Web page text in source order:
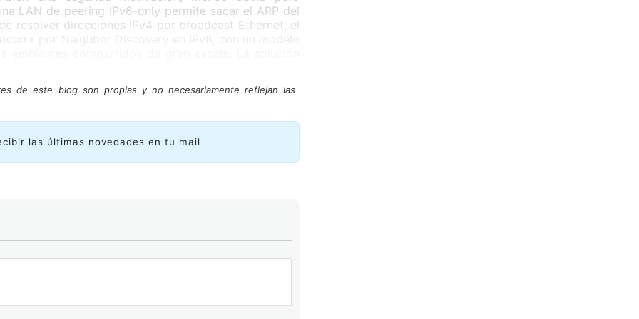
LAN de peering IPv6-only permite sacar el ARP del
resolver direcciones IPv4 por broadcast Ethernet, el
por Neighbor Discovery en IPv6, con un modelo
la solución y los puntos de atención para los
el direccionamiento interno
de este blog son propias y no necesariamente reflejan las
las últimas novedades en tu mail